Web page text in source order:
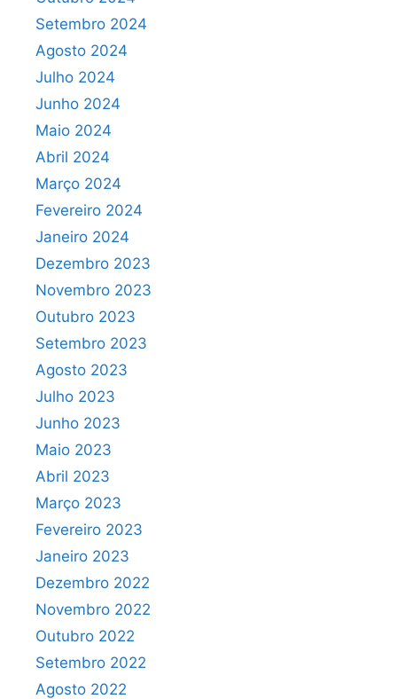
Setembro 2024
Agosto 2024
Julho 2024
Junho 2024
Maio 2024
Abril 2024
Março 2024
Fevereiro 2024
Janeiro 2024
Dezembro 2023
Novembro 2023
Outubro 2023
Setembro 2023
Agosto 2023
Julho 2023
Junho 2023
Maio 2023
Abril 2023
Março 2023
Fevereiro 2023
Janeiro 2023
Dezembro 2022
Novembro 2022
Outubro 2022
Setembro 2022
Agosto 2022